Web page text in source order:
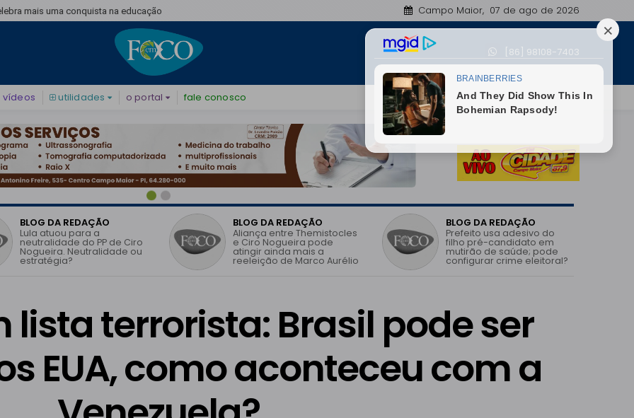
mais uma conquista na educação Jatobá do Piauí registra avanço no IDEB e melhora
Campo Maior, 07 de ago de 2026
[86] 98108-7403
vídeos utilidades o portal fale conosco
BLOG DA REDAÇÃO
Lula atuou para a
neutralidade do PP de Ciro
Nogueira. Neutralidade ou
estratégia?
BLOG DA REDAÇÃO
Aliança entre Themistocles
e Ciro Nogueira pode
atingir ainda mais a
reeleição de Marco Aurélio
BLOG DA REDAÇÃO
Prefeito usa adesivo do
filho pré-candidato em
mutirão de saúde; pode
configurar crime eleitoral?
lista terrorista: Brasil pode ser
EUA, como aconteceu com a